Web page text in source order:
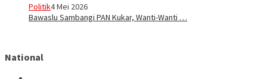
Politik4 Mei 2026
Bawaslu Sambangi PAN Kukar, Wanti-Wanti …
National